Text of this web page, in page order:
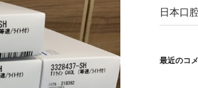
日本口
最近のコ